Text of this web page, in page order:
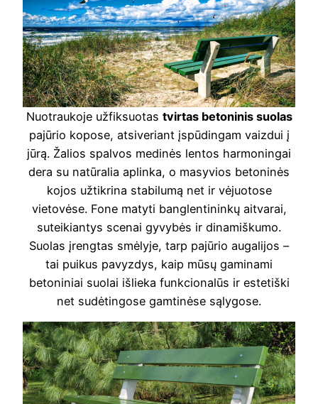
Nuotraukoje užfiksuotas tvirtas betoninis suolas
pajūrio kopose, atsiveriant įspūdingam vaizdui į
jūrą. Žalios spalvos medinės lentos harmoningai
dera su natūralia aplinka, o masyvios betoninės
kojos užtikrina stabilumą net ir vėjuotose
vietovėse. Fone matyti banglentininkų aitvarai,
suteikiantys scenai gyvybės ir dinamiškumo.
Suolas įrengtas smėlyje, tarp pajūrio augalijos –
tai puikus pavyzdys, kaip mūsų gaminami
betoniniai suolai išlieka funkcionalūs ir estetiški
net sudėtingose gamtinėse sąlygose.